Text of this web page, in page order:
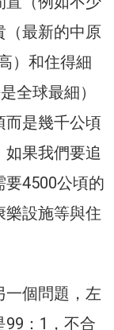
（最新的中原
）和住得細
全球最細）
而是幾千公頃
果我們要追
要4500公頃的
樂設施等與住
一個問題，左
99：1，不合